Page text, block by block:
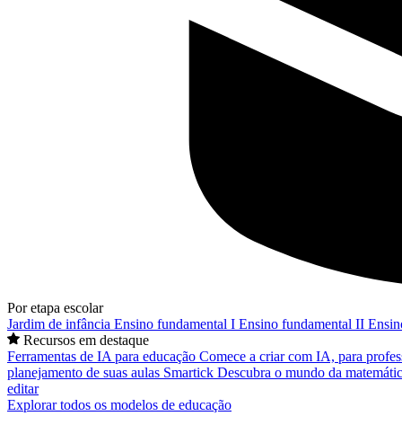
Por etapa escolar
Jardim de infância Ensino fundamental I Ensino fundamental II
Recursos em destaque
Ferramentas de IA para educação Comece a criar com IA, para
planejamento de suas aulas Smartick Descubra o mundo da
editar
Explorar todos os modelos de educação